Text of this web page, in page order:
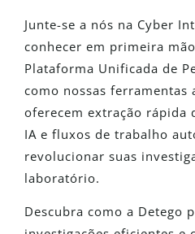
Junte-se a nós na Cyber
conhecer em primeira
Plataforma Unificada de
como nossas ferramentas
oferecem extração rápida
IA e fluxos de trabalho
revolucionar suas
laboratório.
Descubra como a Detego